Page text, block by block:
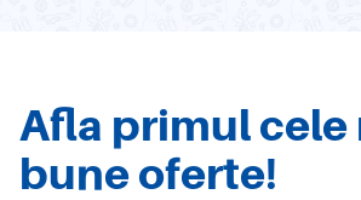
Afla primul cele
bune oferte!